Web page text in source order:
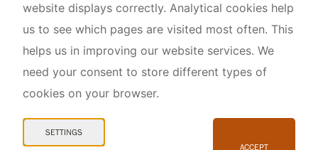
website displays correctly. Analytical cookies help
us to see which pages are visited most often. This
helps us in improving our website services. We
need your consent to store different types of
cookies on your browser.
SETTINGS
ACCEPT